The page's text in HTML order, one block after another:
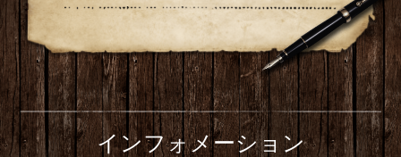
インフォメーション